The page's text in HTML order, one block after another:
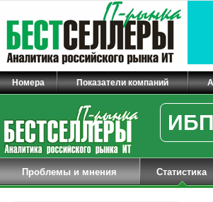
Номера Показатели компаний
Проблемы и мнения Статистика